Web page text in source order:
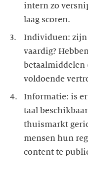
intern zo
laag scoren.
Individuen: zijn
vaardig?
betaalmiddelen
voldoende
Informatie: is
taal
thuismarkt
mensen hun
content te